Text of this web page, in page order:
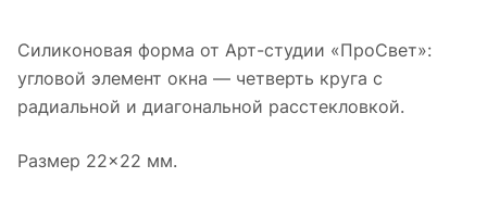
Силиконовая форма от Арт-студии «ПроСвет»:
угловой элемент окна — четверть круга с
радиальной и диагональной расстекловкой.
Размер 22×22 мм.